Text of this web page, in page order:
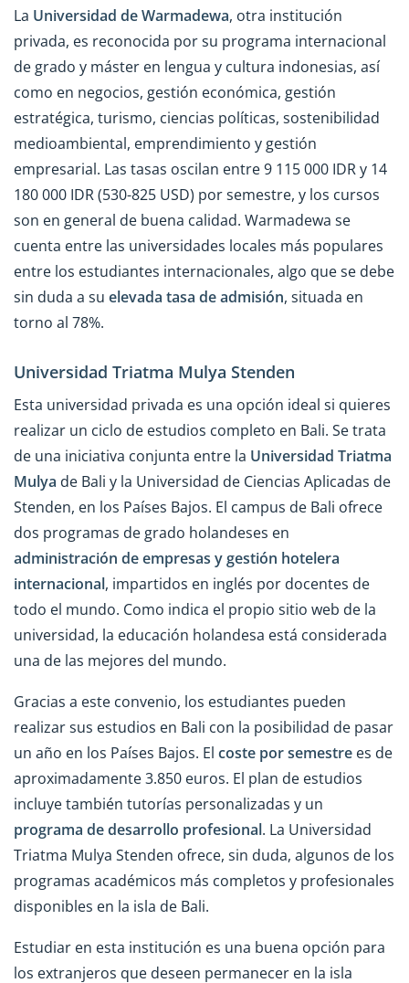
La Universidad de Warmadewa, otra institución
privada, es reconocida por su programa internacional
de grado y máster en lengua y cultura indonesias, así
como en negocios, gestión económica, gestión
estratégica, turismo, ciencias políticas, sostenibilidad
medioambiental, emprendimiento y gestión
empresarial. Las tasas oscilan entre 9 115 000 IDR y 14
180 000 IDR (530-825 USD) por semestre, y los cursos
son en general de buena calidad. Warmadewa se
cuenta entre las universidades locales más populares
entre los estudiantes internacionales, algo que se debe
sin duda a su elevada tasa de admisión, situada en
torno al 78%.
Universidad Triatma Mulya Stenden
Esta universidad privada es una opción ideal si quieres
realizar un ciclo de estudios completo en Bali. Se trata
de una iniciativa conjunta entre la Universidad Triatma
Mulya de Bali y la Universidad de Ciencias Aplicadas de
Stenden, en los Países Bajos. El campus de Bali ofrece
dos programas de grado holandeses en
administración de empresas y gestión hotelera
internacional, impartidos en inglés por docentes de
todo el mundo. Como indica el propio sitio web de la
universidad, la educación holandesa está considerada
una de las mejores del mundo.
Gracias a este convenio, los estudiantes pueden
realizar sus estudios en Bali con la posibilidad de pasar
un año en los Países Bajos. El coste por semestre es de
aproximadamente 3.850 euros. El plan de estudios
incluye también tutorías personalizadas y un
programa de desarrollo profesional. La Universidad
Triatma Mulya Stenden ofrece, sin duda, algunos de los
programas académicos más completos y profesionales
disponibles en la isla de Bali.
Estudiar en esta institución es una buena opción para
los extranjeros que deseen permanecer en la isla